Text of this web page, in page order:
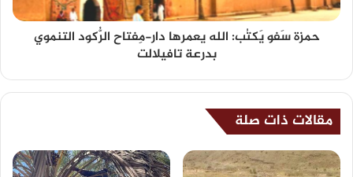
حمزة سَفو يَكتُب: الله يعمرها دار-مِفتاح الرُّكود التنموي
بدرعة تافيلالت
مقالات ذات صلة